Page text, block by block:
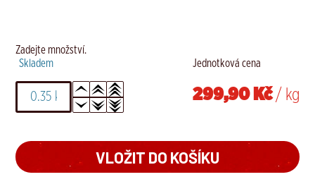
Zadejte množství.
Skladem
Jednotková cena
299,90 Kč/ kg